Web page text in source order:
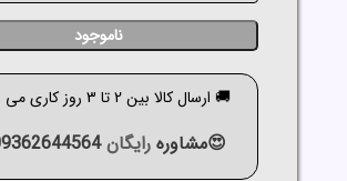
ناموجود
🚚 ارسال کالا بین 2 تا 3 روز کاری می باشد.
😍مشاورهرایگان09362644564😍